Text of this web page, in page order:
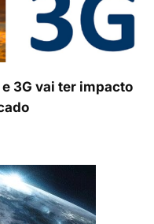
3G vai ter impacto